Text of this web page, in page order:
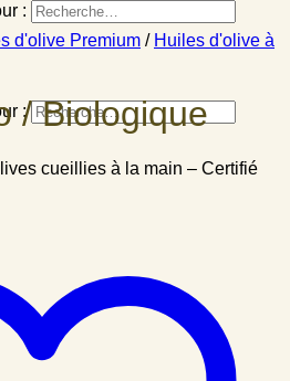
:
:
d'olive Premium / Huiles d'olive à
/ Biologique
cueillies à la main – Certifié